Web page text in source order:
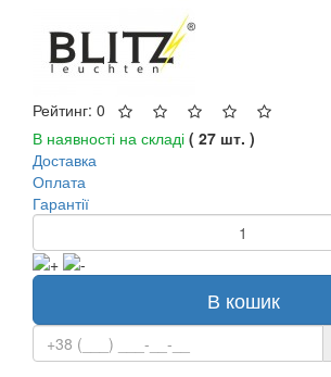
Рейтинг: 0
В наявності на складі ( 27 шт. )
Доставка
Оплата
Гарантії
В кошик